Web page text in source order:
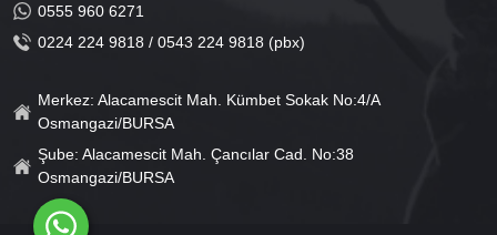
0555 960 6271
0224 224 9818 / 0543 224 9818 (pbx)
Merkez: Alacamescit Mah. Kümbet Sokak No:4/A
Osmangazi/BURSA
Şube: Alacamescit Mah. Çancılar Cad. No:38
Osmangazi/BURSA